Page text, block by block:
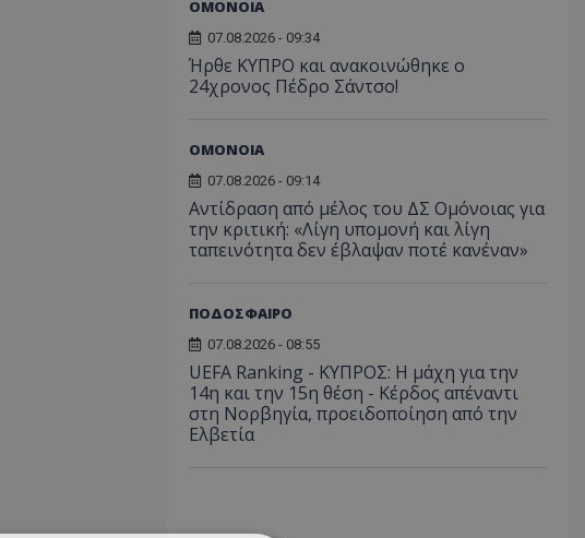
ΟΜΟΝΟΙΑ
07.08.2026 - 09:34
Ήρθε ΚΥΠΡΟ και ανακοινώθηκε ο
24χρονος Πέδρο Σάντσο!
ΟΜΟΝΟΙΑ
07.08.2026 - 09:14
Αντίδραση από μέλος του ΔΣ Ομόνοιας για
την κριτική: «Λίγη υπομονή και λίγη
ταπεινότητα δεν έβλαψαν ποτέ κανέναν»
ΠΟΔΟΣΦΑΙΡΟ
07.08.2026 - 08:55
UEFA Ranking - ΚΥΠΡΟΣ: Η μάχη για την
14η και την 15η θέση - Κέρδος απέναντι
στη Νορβηγία, προειδοποίηση από την
Ελβετία